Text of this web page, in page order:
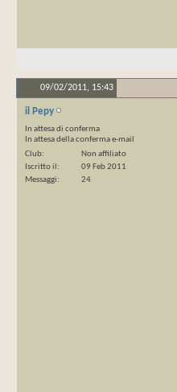
09/02/2011, 15:43
il Pepy
In attesa di conferma
In attesa della conferma e-mail
Club
Non affiliato
Iscritto il
09 Feb 2011
Messaggi
24